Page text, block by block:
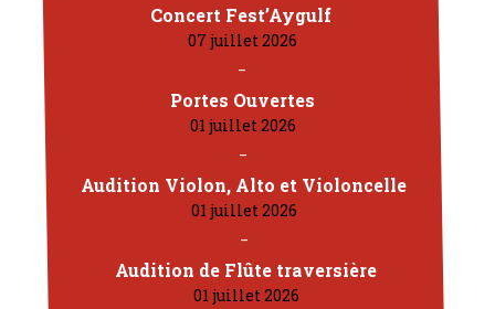
Concert Fest’Aygulf
07 juillet 2026
Portes Ouvertes
01 juillet 2026
Audition Violon, Alto et Violoncelle
01 juillet 2026
Audition de Flûte traversière
01 juillet 2026